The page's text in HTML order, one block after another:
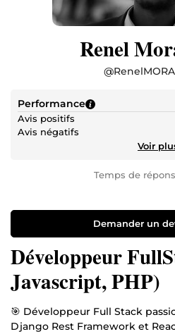
Renel
@
Performance
Avis positifs
Avis négatifs
Voir
Temps de
Demander un
Développeur
Javascript, PHP)
🎯 Développeur Full Stack
Django Rest Framework et